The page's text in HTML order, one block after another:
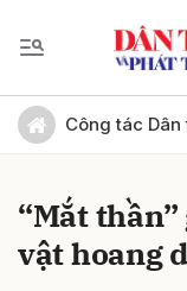
Công tác Dân
“Mắt
vật hoang
Gửi bình luận